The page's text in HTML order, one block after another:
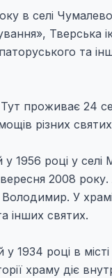
в селі
Тверська
та
Тут проживає 24
різних
1956 році у
вересня 2008
У
інших святих.
році в
храму діє